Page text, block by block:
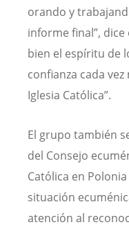
orando y
informe final”, dice
bien el espíritu de
confianza cada
Iglesia Católica”.
El grupo también
del Consejo
Católica en
situación
atención al